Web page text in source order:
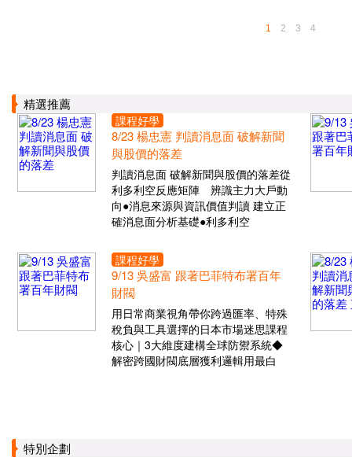
1 2 3 4
精選推薦
課程好學
8/23 楊忠憲 判讀消息面 破解新聞
與股價的落差
判讀消息面 破解新聞與股價的落差從
利多利空反應矩陣 辨識主力大戶動
向●消息來源與資訊價值判讀 建立正
確消息面分析基礎●利多利空
課程好學
9/13 吳盛富 跟著巴菲特布署百年
財閥
用日常商業視角帶你跨過匯率、特殊
稅負與工具選擇的日本市場迷思課程
核心｜3大維度建構全球防禦系統◆
解密跨國財閥底層獲利邏輯用最白
特別企劃